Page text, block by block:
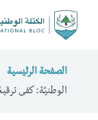
الصفحة الرئيسية
الوطنيّة: كفى